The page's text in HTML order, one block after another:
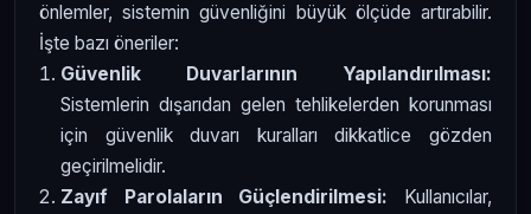
önlemler, sistemin güvenliğini büyük ölçüde artırabilir.
İşte bazı öneriler:
Güvenlik Duvarlarının Yapılandırılması:
Sistemlerin dışarıdan gelen tehlikelerden korunması
için güvenlik duvarı kuralları dikkatlice gözden
geçirilmelidir.
Zayıf Parolaların Güçlendirilmesi: Kullanıcılar,